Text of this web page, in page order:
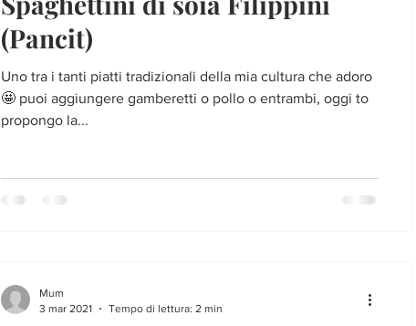
(Pancit)
Uno tra i tanti piatti tradizionali della mia cultura che adoro
🤩 puoi aggiungere gamberetti o pollo o entrambi, oggi to
propongo la...
Mum
3 mar 2021
Tempo di lettura: 2 min